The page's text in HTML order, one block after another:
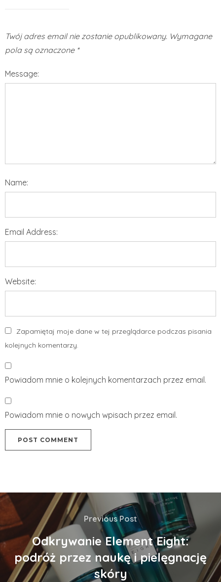
Twój adres email nie zostanie opublikowany. Wymagane
pola są oznaczone *
Message:
Name:
Email Address:
Website:
Zapamiętaj moje dane w tej przeglądarce podczas pisania
kolejnych komentarzy.
Powiadom mnie o kolejnych komentarzach przez email.
Powiadom mnie o nowych wpisach przez email.
Previous Post
Odkrywanie Element Eight:
podróż przez naukę i pielęgnację
skóry